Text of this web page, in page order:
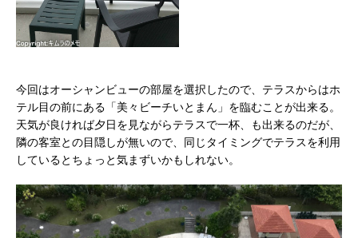
今回はオーシャンビューの部屋を選択したので、テラスからはホ
テル目の前にある「美々ビーチいとまん」を臨むことが出来る。
天気が良ければ夕日を見ながらテラスで一杯、も出来るのだが、
隣の客室との目隠しが無いので、同じタイミングでテラスを利用
しているとちょっと気まずいかもしれない。